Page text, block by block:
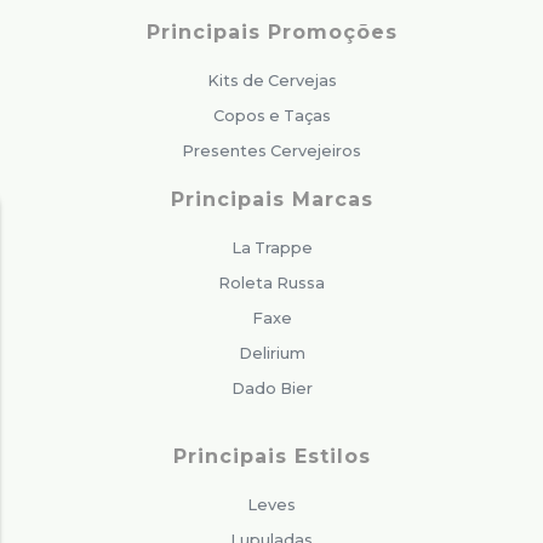
Principais Promoções
Kits de Cervejas
Copos e Taças
Presentes Cervejeiros
Principais Marcas
La Trappe
Roleta Russa
Faxe
Delirium
Dado Bier
Principais Estilos
Leves